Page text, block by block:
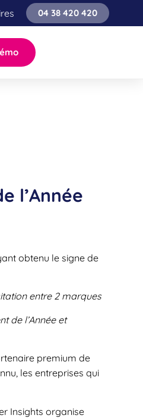
04 38 420 420
l’Année
obtenu le signe de
entre 2 marques
de l’Année et
premium de
les entreprises qui
Insights organise